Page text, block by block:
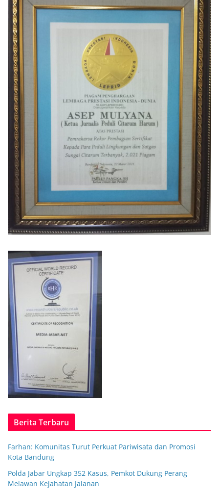
Berita Terbaru
Farhan: Komunitas Turut Perkuat Pariwisata dan Promosi
Kota Bandung
Polda Jabar Ungkap 352 Kasus, Pemkot Dukung Perang
Melawan Kejahatan Jalanan